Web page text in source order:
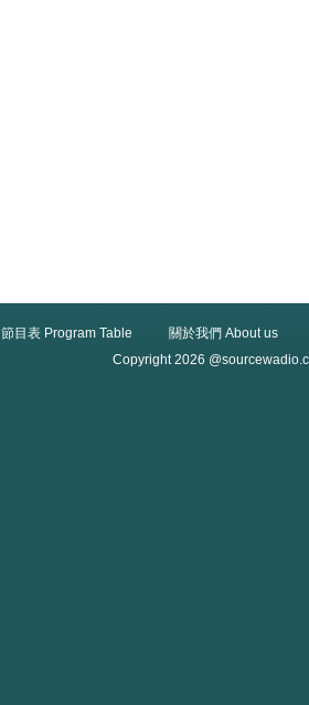
節目表 Program Table
關於我們 About us
Copyright 2026